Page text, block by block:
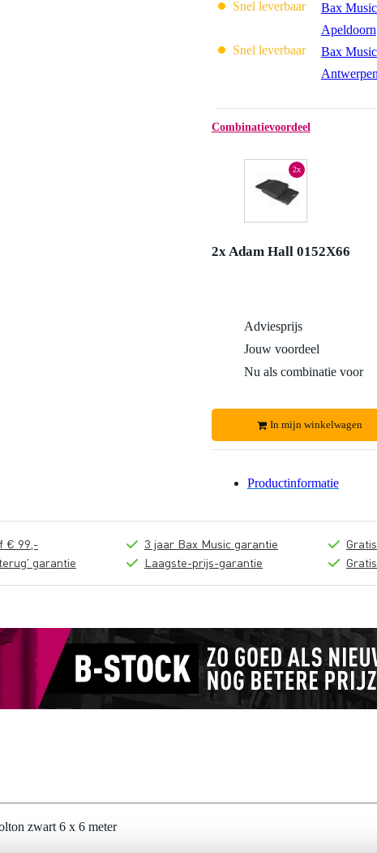
Snel leverbaar
Bax
Apeldoorn
Snel leverbaar
Bax
Antwerpen
Combinatievoordeel
2x
2x Adam Hall 0152X66
Adviesprijs
Jouw voordeel
Nu als combinatie voor
In mijn winkelwagen
Productinformatie
€ 99,-
garantie
3 jaar Bax Music garantie
Laagste-prijs-garantie
zwart 6 x 6 meter